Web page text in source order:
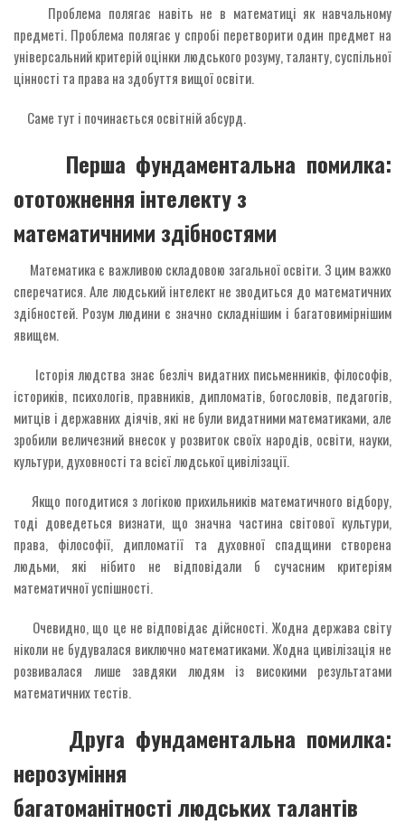
Проблема полягає навіть не в математиці як навчальному
предметі. Проблема полягає у спробі перетворити один предмет на
універсальний критерій оцінки людського розуму, таланту, суспільної
цінності та права на здобуття вищої освіти.
Саме тут і починається освітній абсурд.
Перша фундаментальна помилка:
ототожнення інтелекту з
математичними здібностями
Математика є важливою складовою загальної освіти. З цим важко
сперечатися. Але людський інтелект не зводиться до математичних
здібностей. Розум людини є значно складнішим і багатовимірнішим
явищем.
Історія людства знає безліч видатних письменників, філософів,
істориків, психологів, правників, дипломатів, богословів, педагогів,
митців і державних діячів, які не були видатними математиками, але
зробили величезний внесок у розвиток своїх народів, освіти, науки,
культури, духовності та всієї людської цивілізації.
Якщо погодитися з логікою прихильників математичного відбору,
тоді доведеться визнати, що значна частина світової культури,
права, філософії, дипломатії та духовної спадщини створена
людьми, які нібито не відповідали б сучасним критеріям
математичної успішності.
Очевидно, що це не відповідає дійсності. Жодна держава світу
ніколи не будувалася виключно математиками. Жодна цивілізація не
розвивалася лише завдяки людям із високими результатами
математичних тестів.
Друга фундаментальна помилка:
нерозуміння
багатоманітності людських талантів